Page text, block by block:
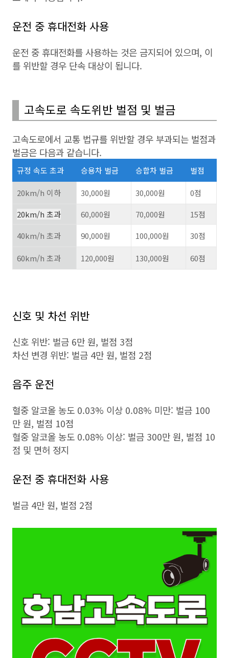
운전 중 휴대전화 사용
운전 중 휴대전화를 사용하는 것은 금지되어 있으며, 이
를 위반할 경우 단속 대상이 됩니다.
고속도로 속도위반 벌점 및 벌금
고속도로에서 교통 법규를 위반할 경우 부과되는 벌점과
벌금은 다음과 같습니다.
규정 속도 초과 승용차 벌금 승합차 벌금 벌점
20km/h 이하 30,000원 30,000원
0점
20km/h 초과
60,000원 70,000원
15점
40km/h 초과
90,000원 100,000원 30점
60km/h 초과 120,000원 130,000원 60점
신호 및 차선 위반
신호 위반: 벌금 6만 원, 벌점 3점
차선 변경 위반: 벌금 4만 원, 벌점 2점
음주 운전
혈중 알코올 농도 0.03% 이상 0.08% 미만: 벌금 100
만 원, 벌점 10점
혈중 알코올 농도 0.08% 이상: 벌금 300만 원, 벌점 10
점 및 면허 정지
운전 중 휴대전화 사용
벌금 4만 원, 벌점 2점